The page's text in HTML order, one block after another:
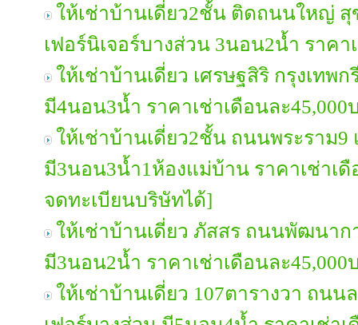
ให้เช่าบ้านเดี่ยว2ชั้น ติดถนนใหญ่ สุ
เฟอร์นิเจอร์บางส่วน 3นอน2น้ำ ราคา
ให้เช่าบ้านเดี่ยว เศรษฐสิริ กรุงเทพ
มี4นอน3น้ำ ราคาเช่าเดือนละ45,000
ให้เช่าบ้านเดี่ยว2ชั้น ถนนพระราม9
มี3นอน3น้ำ1ห้องแม่บ้าน ราคาเช่าเ
จดทะเบียนบริษัทได้]
ให้เช่าบ้านเดี่ยว ภัสสร ถนนพัฒนาก
มี3นอน2น้ำ ราคาเช่าเดือนละ45,000
ให้เช่าบ้านเดี่ยว 107ตารางวา ถนน